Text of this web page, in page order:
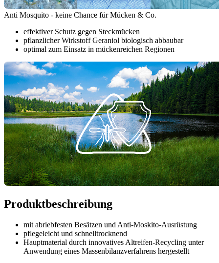
Anti Mosquito - keine Chance für Mücken & Co.
effektiver Schutz gegen Steckmücken
pflanzlicher Wirkstoff Geraniol biologisch abbaubar
optimal zum Einsatz in mückenreichen Regionen
Produktbeschreibung
mit abriebfesten Besätzen und Anti-Moskito-Ausrüstung
pflegeleicht und schnelltrocknend
Hauptmaterial durch innovatives Altreifen-Recycling unter
Anwendung eines Massenbilanzverfahrens hergestellt